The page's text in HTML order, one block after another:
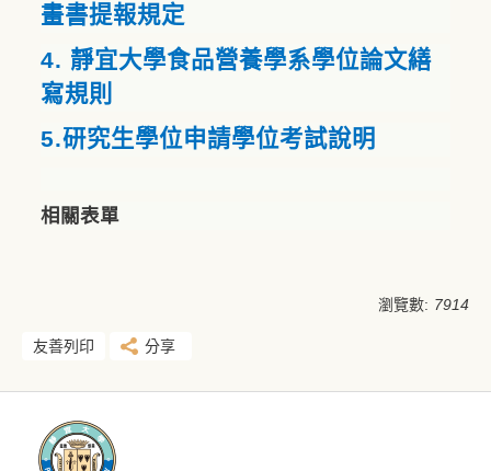
畫書提報規定
4. 靜宜大學食品營養學系學位論文繕
寫規則
5.研究生學位申請學位考試說明
相關表單
瀏覽數: 7914
友善列印 分享